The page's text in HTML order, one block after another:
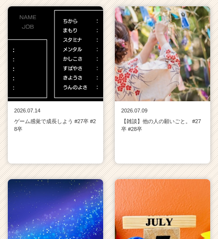
2026.07.14
ゲーム感覚で成長しよう #27卒 #2
8卒
2026.07.09
【雑談】他の人の願いごと。 #27
卒 #28卒